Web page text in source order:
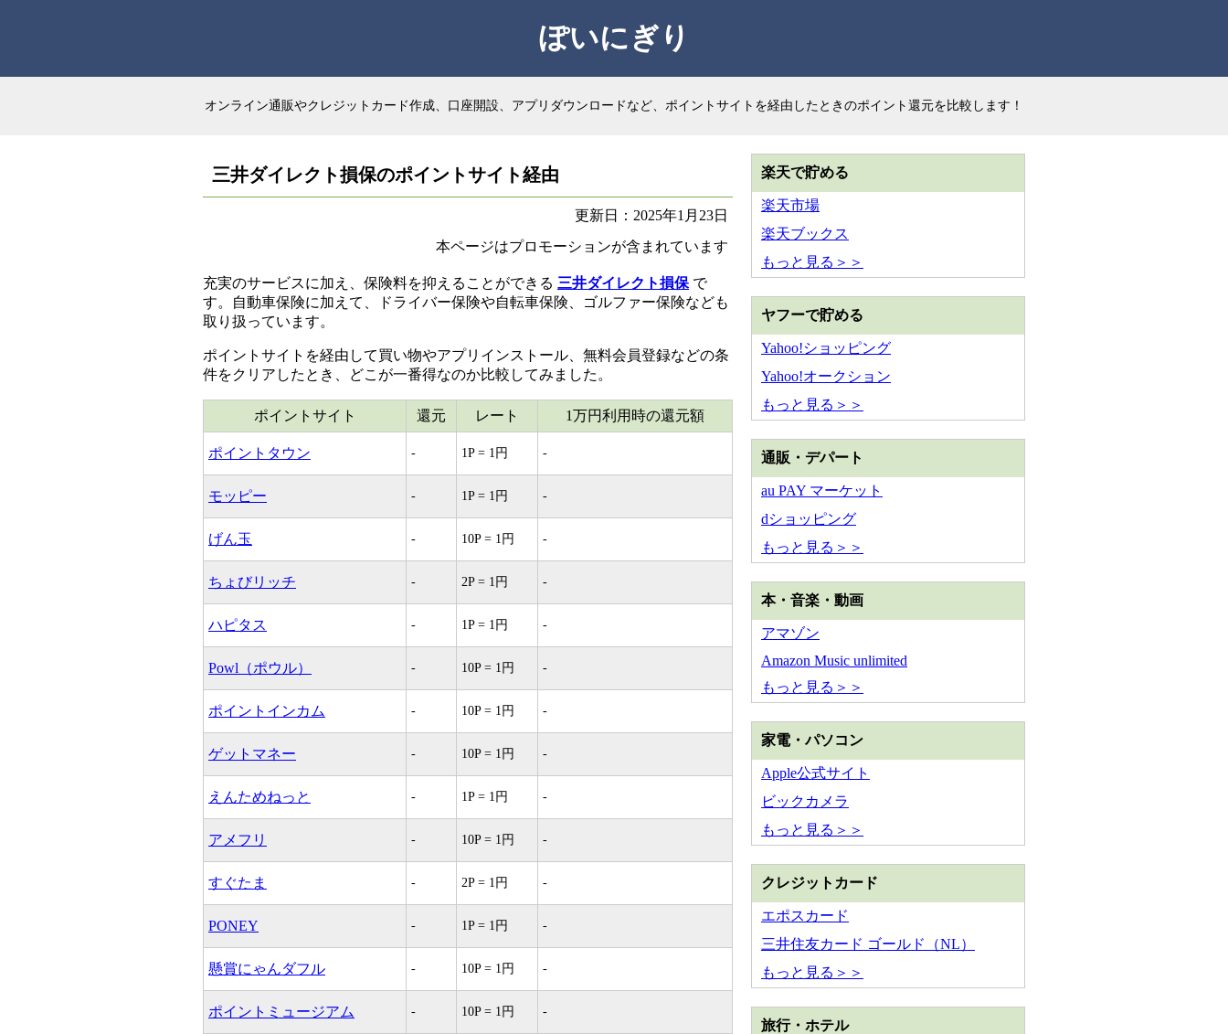
ぽいにぎり
オンライン通販やクレジットカード作成、口座開設、アプリダウンロードなど、ポイントサイトを経由したときのポイント還元を比較します！
三井ダイレクト損保のポイントサイト経由
更新日：2025年1月23日
本ページはプロモーションが含まれています
充実のサービスに加え、保険料を抑えることができる 三井ダイレクト損保 で
す。自動車保険に加えて、ドライバー保険や自転車保険、ゴルファー保険なども
取り扱っています。
ポイントサイトを経由して買い物やアプリインストール、無料会員登録などの条
件をクリアしたとき、どこが一番得なのか比較してみました。
ポイントサイト 還元 レート 1万円利用時の還元額
ポイントタウン - 1P = 1円 -
モッピー - 1P = 1円 -
げん玉 - 10P = 1円 -
ちょびリッチ - 2P = 1円 -
ハピタス - 1P = 1円 -
Powl（ポウル） - 10P = 1円 -
ポイントインカム - 10P = 1円 -
ゲットマネー - 10P = 1円 -
えんためねっと - 1P = 1円 -
アメフリ - 10P = 1円 -
すぐたま - 2P = 1円 -
PONEY - 1P = 1円 -
懸賞にゃんダフル - 10P = 1円 -
ポイントミュージアム - 10P = 1円 -
楽天で貯める
楽天市場
楽天ブックス
もっと見る＞＞
ヤフーで貯める
Yahoo!ショッピング
Yahoo!オークション
もっと見る＞＞
通販・デパート
au PAY マーケット
dショッピング
もっと見る＞＞
本・音楽・動画
アマゾン
Amazon Music unlimited
もっと見る＞＞
家電・パソコン
Apple公式サイト
ビックカメラ
もっと見る＞＞
クレジットカード
エポスカード
三井住友カード ゴールド（NL）
もっと見る＞＞
旅行・ホテル